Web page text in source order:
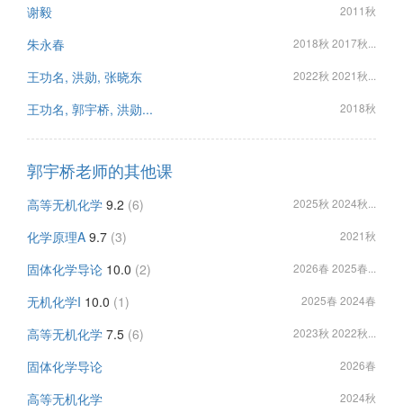
谢毅 2011秋
朱永春 2018秋 2017秋...
王功名, 洪勋, 张晓东 2022秋 2021秋...
王功名, 郭宇桥, 洪勋... 2018秋
郭宇桥老师的其他课
高等无机化学 9.2 (6) 2025秋 2024秋...
化学原理A 9.7 (3) 2021秋
固体化学导论 10.0 (2) 2026春 2025春...
无机化学I 10.0 (1) 2025春 2024春
高等无机化学 7.5 (6) 2023秋 2022秋...
固体化学导论 2026春
高等无机化学 2024秋